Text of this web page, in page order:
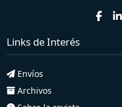
Links de Interés
Envíos
Archivos